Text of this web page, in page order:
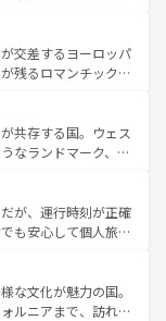
るスペインはその個
了する。 なお、新着のスペイン情報は コ
な宮殿、歴史的な大
然が、訪れる者を心
の国としても知ら
ス、プロヴァンスの
しみ方が可能だ。さ
ており、どの街角に
異なる文化を体験で
ス情報はコンテンツ一覧
交差するヨーロッパ
残るロマンチック街
きることがない。ベ
アルプスの絶景、そ
風景は必見。ビール
、新着の
てほしい。
共存する国。ウェス
なランドマーク、歴
優雅なアフタヌーン
国パブ、サッカー観
豊富。イギリスを旅
が、運行時刻が正確
も安心して個人旅行
らではのユニークな
く町歩きも満喫する
物価も高いが、旅行
な文化が魅力の国。
ルニアまで、訪れる